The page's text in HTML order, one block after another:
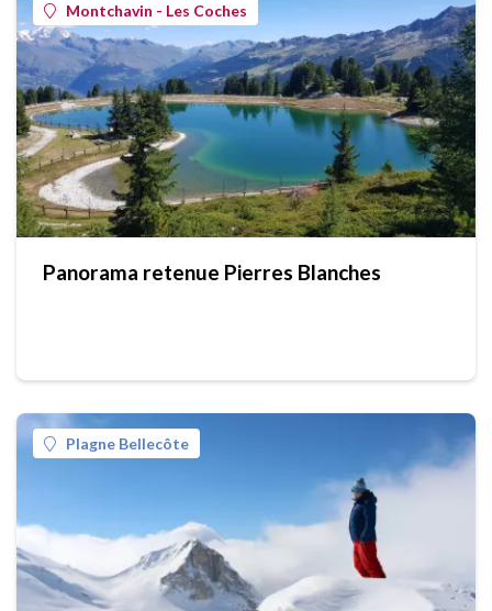
Montchavin - Les Coches
Panorama retenue Pierres Blanches
Plagne Bellecôte